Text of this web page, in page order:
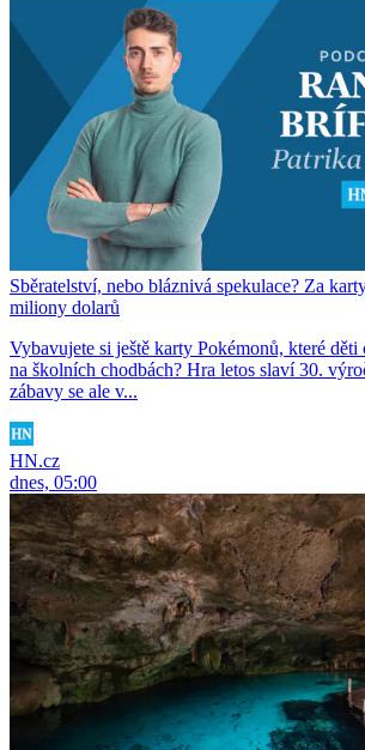
Sběratelství, nebo bláznivá spekulace? Za
miliony dolarů
Vybavujete si ještě karty Pokémonů, které
na školních chodbách? Hra letos slaví 30.
zábavy se ale v...
HN.cz
dnes, 05:00